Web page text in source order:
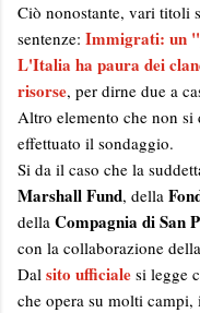
Ciò nonostante, vari titoli
sentenze: Immigrati: un
L'Italia ha paura dei
risorse, per dirne due a
Altro elemento che non si
effettuato il sondaggio.
Si da il caso che la
Marshall Fund, della
della Compagnia di San
con la collaborazione
Dal sito ufficiale si legge
che opera su molti campi,